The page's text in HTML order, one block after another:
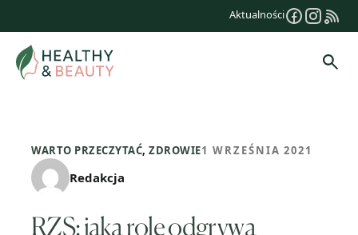
treści
Aktualności
WARTO PRZECZYTAĆ,ZDROWIE1 WRZEŚNIA 2021
Redakcja
RZS: jaką rolę odgrywa